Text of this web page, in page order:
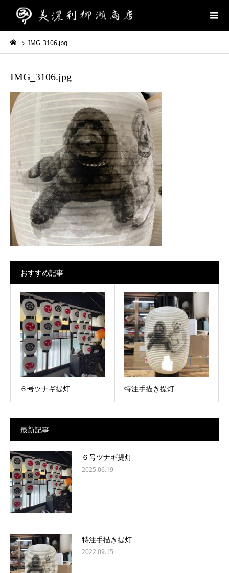
IMG_3106.jpg
IMG_3106.jpg
おすすめ記事
６号ツナギ提灯 特注手描き提灯
最新記事
６号ツナギ提灯
2025.06.19
特注手描き提灯
2022.09.15